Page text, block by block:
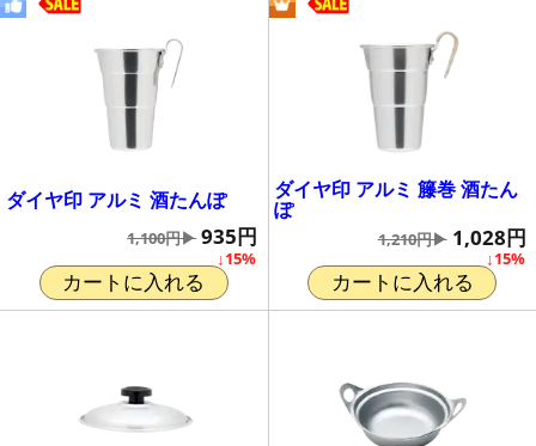
ダイヤ印 アルミ 酒たんぽ
↓15%
1,100円▶ 935円
カートに入れる
ダイヤ印 アルミ 籐巻 酒たん
ぽ
↓15%
1,210円▶ 1,028円
カートに入れる